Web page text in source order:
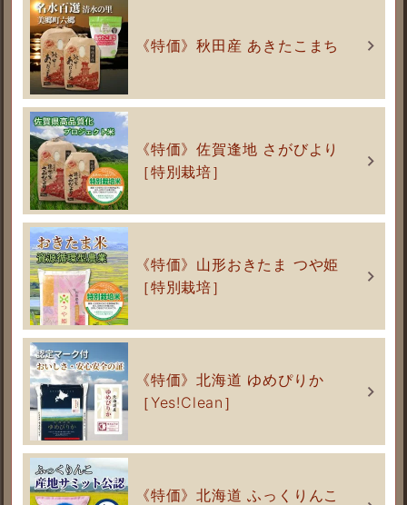
《特価》秋田産 あきたこまち
《特価》佐賀逢地 さがびより
［特別栽培］
《特価》山形おきたま つや姫
［特別栽培］
《特価》北海道 ゆめぴりか
［Yes!Clean］
《特価》北海道 ふっくりんこ